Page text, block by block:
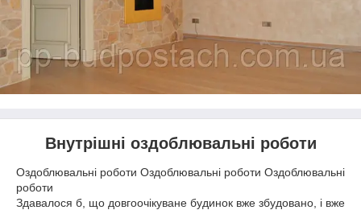
Внутрішні оздоблювальні роботи
Оздоблювальні роботи Оздоблювальні роботи Оздоблювальні
роботи
Здавалося б, що довгоочікуване будинок вже збудовано, і вже